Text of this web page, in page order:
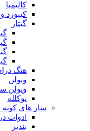
کالیمبا
کیبورد
گیتار
هنگ
ویولن
ویولن
یوکلله
ساز های کوبه
ادوات
بندیر